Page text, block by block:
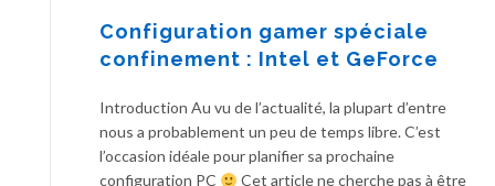
Configuration gamer spéciale
confinement : Intel et GeForce
Introduction Au vu de l’actualité, la plupart d’entre
nous a probablement un peu de temps libre. C’est
l’occasion idéale pour planifier sa prochaine
configuration PC
Cet article ne cherche pas à être